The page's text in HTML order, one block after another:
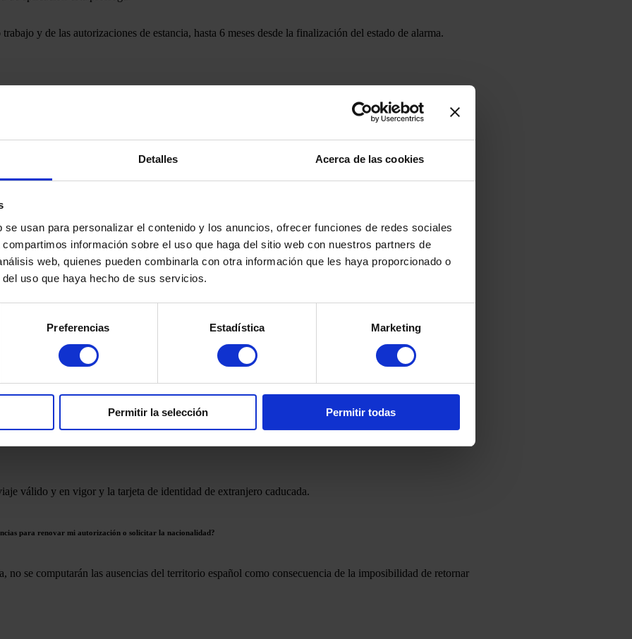
Detalles Acerca de las cookies
usan para personalizar el contenido y los anuncios, ofrecer funciones de redes sociales
información sobre el uso que haga del sitio web con nuestros partners de
web, quienes pueden combinarla con otra información que les haya proporcionado o
uso que haya hecho de sus servicios.
Preferencias Estadística Marketing
Permitir la selección Permitir todas
y de las autorizaciones de estancia, hasta 6 meses desde la finalización del estado de alarma.
alarma y hasta un periodo de seis meses desde la finalización de este, la validez de las tarjetas de
el estado de alarma o en los noventa días naturales previos a la fecha en que se decretó el mismo.
de larga duración.
alarma y hasta un periodo de seis meses desde la finalización de este, la validez de las tarjetas de
duración cuya vigencia hubiera expirado durante el estado de alarma o en los noventa días naturales
por un periodo no superior a noventa días, que haya expirado durante la vigencia del estado de alarma,
tres meses. Será el caso de los
futuras estancias.
válido y en vigor y la tarjeta de identidad de extranjero caducada.
para renovar mi autorización o solicitar la nacionalidad?
no se computarán las ausencias del territorio español como consecuencia de la imposibilidad de retornar